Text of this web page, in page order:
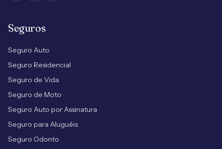
Seguros
Seguro Auto
Seguro Residencial
Seguro de Vida
Seguro de Moto
Seguro Auto por Assinatura
Seguro para Aluguéis
Seguro Odonto